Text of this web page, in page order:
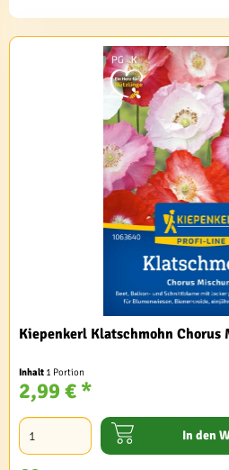
Kiepenkerl Klatschmohn Chorus
Inhalt 1 Portion
2,99 € *
In den